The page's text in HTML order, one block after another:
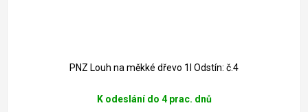
PNZ Louh na měkké dřevo 1l Odstín: č.4
K odeslání do 4 prac. dnů